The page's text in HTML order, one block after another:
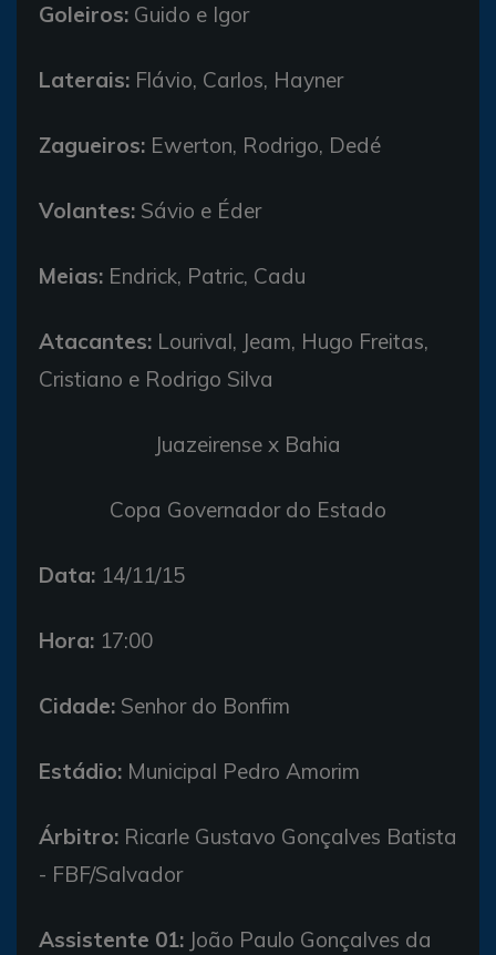
Goleiros: Guido e Igor
Laterais: Flávio, Carlos, Hayner
Zagueiros: Ewerton, Rodrigo, Dedé
Volantes: Sávio e Éder
Meias: Endrick, Patric, Cadu
Atacantes: Lourival, Jeam, Hugo Freitas,
Cristiano e Rodrigo Silva
Juazeirense x Bahia
Copa Governador do Estado
Data: 14/11/15
Hora: 17:00
Cidade: Senhor do Bonfim
Estádio: Municipal Pedro Amorim
Árbitro: Ricarle Gustavo Gonçalves Batista
- FBF/Salvador
Assistente 01: João Paulo Gonçalves da